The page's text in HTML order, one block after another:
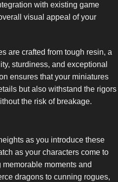
with existing game
visual appeal of your
are crafted from tough resin, a
sturdiness, and exceptional
ensures that your miniatures
but also withstand the rigors
the risk of breakage.
as you introduce these
as your characters come to
moments and
dragons to cunning rogues,